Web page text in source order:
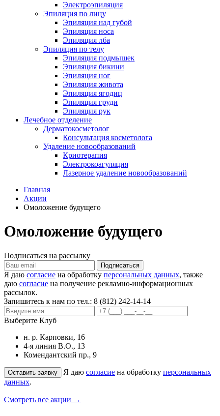
Электроэпиляция
Эпиляция по лицу
Эпиляция над губой
Эпиляция носа
Эпиляция лба
Эпиляция по телу
Эпиляция подмышек
Эпиляция бикини
Эпиляция ног
Эпиляция живота
Эпиляция ягодиц
Эпиляция груди
Эпиляция рук
Лечебное отделение
Дерматокосметолог
Консультация косметолога
Удаление новообразований
Криотерапия
Электрокоагуляция
Лазерное удаление новообразований
Главная
Акции
Омоложение будущего
Омоложение будущего
Подписаться на рассылку
Я даю согласие на обработку персональных данных, также
даю согласие на получение рекламно-информационных
рассылок.
Запишитесь к нам по тел.: 8 (812) 242-14-14
Выберите Клуб
н. р. Карповки, 16
4-я линия В.О., 13
Комендантский пр., 9
Я даю согласие на обработку персональных
данных.
Смотреть все акции →